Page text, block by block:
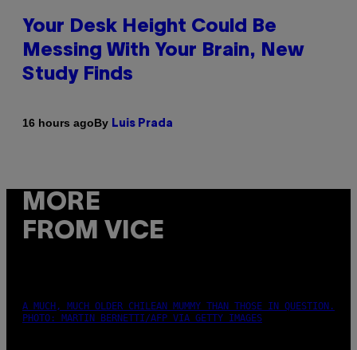
Your Desk Height Could Be
Messing With Your Brain, New
Study Finds
16 hours agoBy Luis Prada
MORE
FROM VICE
A MUCH, MUCH OLDER CHILEAN MUMMY THAN THOSE IN QUESTION.
PHOTO: MARTIN BERNETTI/AFP VIA GETTY IMAGES